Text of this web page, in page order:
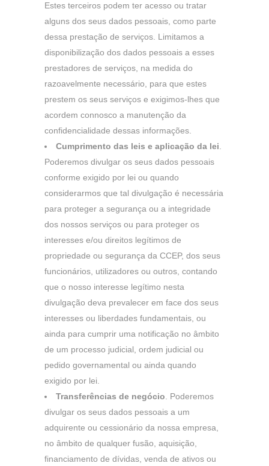
Estes terceiros podem ter acesso ou tratar
alguns dos seus dados pessoais, como parte
dessa prestação de serviços. Limitamos a
disponibilização dos dados pessoais a esses
prestadores de serviços, na medida do
razoavelmente necessário, para que estes
prestem os seus serviços e exigimos-lhes que
acordem connosco a manutenção da
confidencialidade dessas informações.
Cumprimento das leis e aplicação da lei
Poderemos divulgar os seus dados pessoais
conforme exigido por lei ou quando
considerarmos que tal divulgação é necessária
para proteger a segurança ou a integridade
dos nossos serviços ou para proteger os
interesses e/ou direitos legítimos de
propriedade ou segurança da CCEP, dos seus
funcionários, utilizadores ou outros, contando
que o nosso interesse legítimo nesta
divulgação deva prevalecer em face dos seus
interesses ou liberdades fundamentais, ou
ainda para cumprir uma notificação no âmbito
de um processo judicial, ordem judicial ou
pedido governamental ou ainda quando
exigido por lei.
Transferências de negócio . Poderemos
divulgar os seus dados pessoais a um
adquirente ou cessionário da nossa empresa,
no âmbito de qualquer fusão, aquisição,
financiamento de dívidas, venda de ativos ou